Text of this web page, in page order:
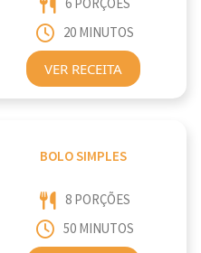
6 PORÇÕES
20 MINUTOS
VER RECEITA
BOLO SIMPLES
8 PORÇÕES
50 MINUTOS